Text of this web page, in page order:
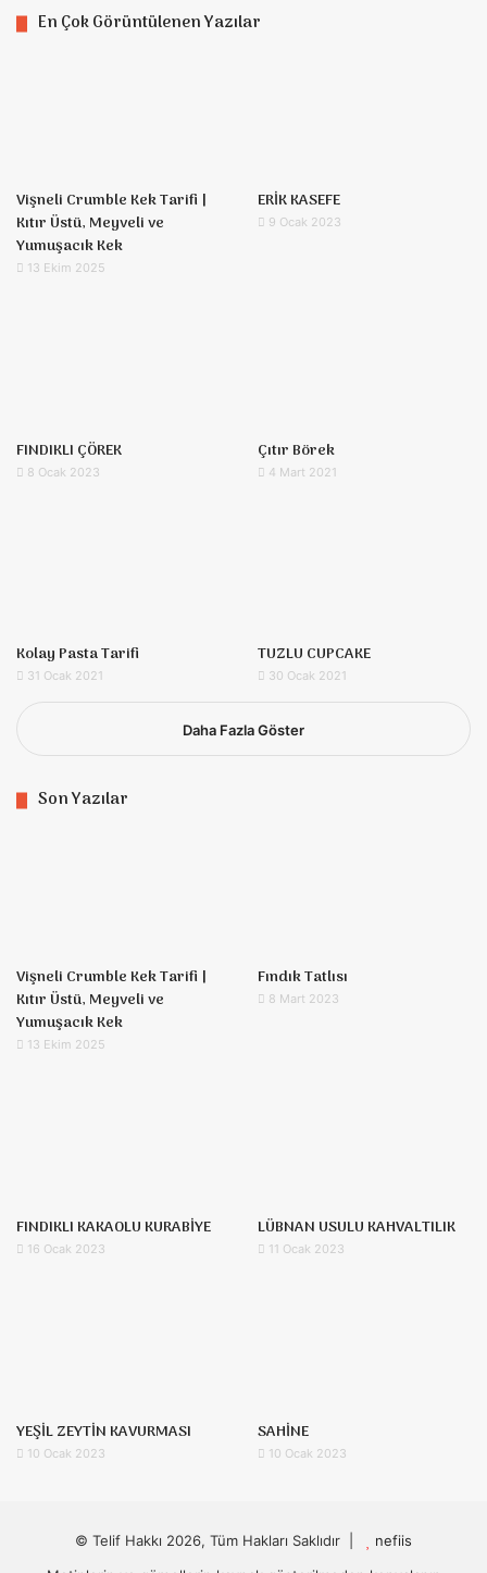
En Çok Görüntülenen Yazılar
Vişneli Crumble Kek Tarifi |
Kıtır Üstü, Meyveli ve
Yumuşacık Kek
13 Ekim 2025
ERİK KASEFE
9 Ocak 2023
FINDIKLI ÇÖREK
8 Ocak 2023
Çıtır Börek
4 Mart 2021
Kolay Pasta Tarifi
31 Ocak 2021
TUZLU CUPCAKE
30 Ocak 2021
Daha Fazla Göster
Son Yazılar
Vişneli Crumble Kek Tarifi |
Kıtır Üstü, Meyveli ve
Yumuşacık Kek
13 Ekim 2025
Fındık Tatlısı
8 Mart 2023
FINDIKLI KAKAOLU KURABİYE
16 Ocak 2023
LÜBNAN USULU KAHVALTILIK
11 Ocak 2023
YEŞİL ZEYTİN KAVURMASI
10 Ocak 2023
SAHİNE
10 Ocak 2023
© Telif Hakkı 2026, Tüm Hakları Saklıdır |
nefiis